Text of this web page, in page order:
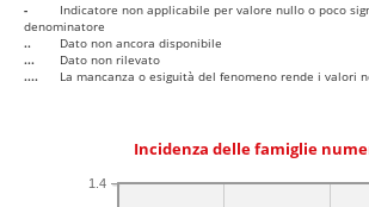
-
Indicatore non applicabile per valore nullo o poco
denominatore
..
Dato non ancora disponibile
...
Dato non rilevato
....
La mancanza o esiguità del fenomeno rende i valori
Incidenza delle famiglie
1.4